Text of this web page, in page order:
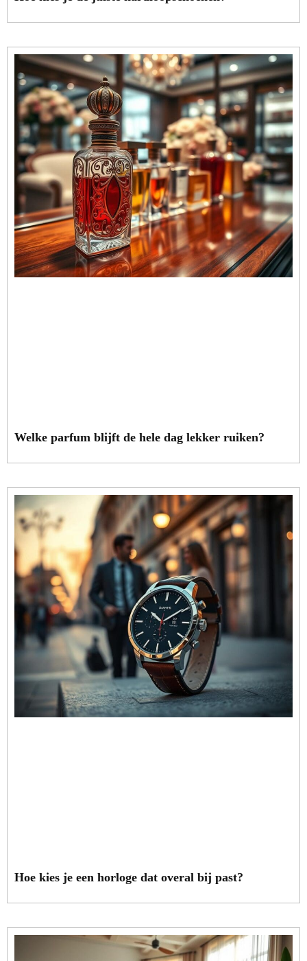
Welke parfum blijft de hele dag lekker ruiken?
Hoe kies je een horloge dat overal bij past?